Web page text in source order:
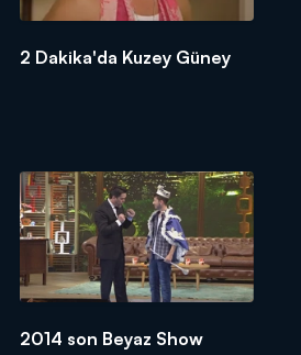
2 Dakika'da Kuzey Güney
2014 son Beyaz Show